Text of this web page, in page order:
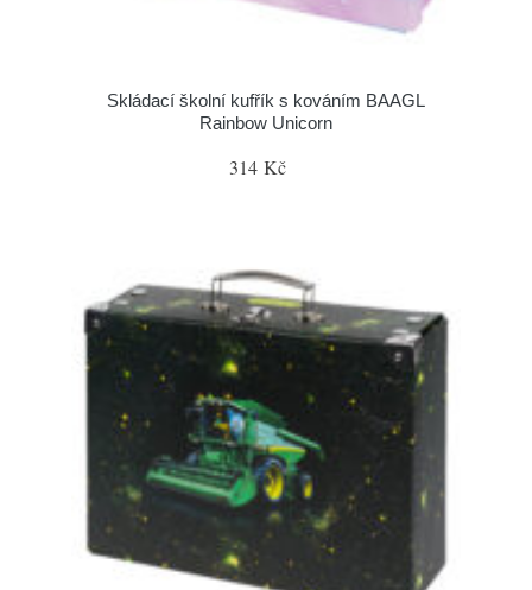
Skládací školní kufřík s kováním BAAGL
Rainbow Unicorn
314 Kč